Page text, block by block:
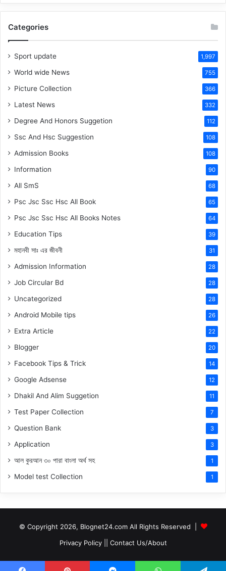
Categories
Sport update 1,997
World wide News 755
Picture Collection 366
Latest News 332
Degree And Honors Suggetion 112
Ssc And Hsc Suggestion 108
Admission Books 108
Information 90
All SmS 68
Psc Jsc Ssc Hsc All Book 65
Psc Jsc Ssc Hsc All Books Notes 64
Education Tips 39
মহানবী সাঃ এর জীবনী 31
Admission Information 28
Job Circular Bd 28
Uncategorized 28
Android Mobile tips 26
Extra Article 22
Blogger 20
Facebook Tips & Trick 14
Google Adsense 12
Dhakil And Alim Suggetion 11
Test Paper Collection 7
Question Bank 3
Application 3
আল কুরআন ৩০ পারা বাংলা অর্থ সহ 1
Model test Collection 1
© Copyright 2026, Blognet24.com All Rights Reserved |
Privacy Policy|| Contact Us/About